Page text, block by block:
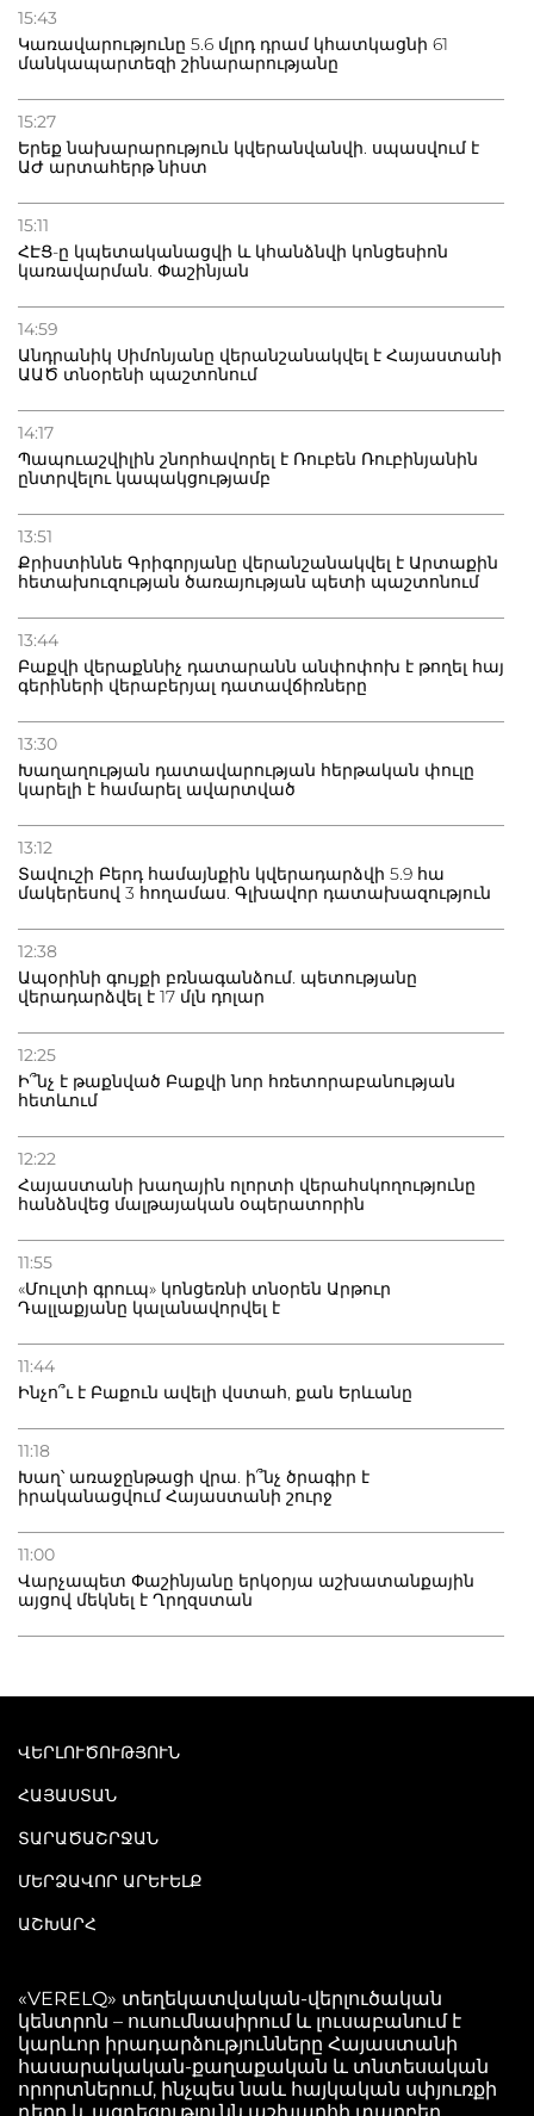
15:43
Կառավարությունը 5.6 մլրդ դրամ կհատկացնի 61
մանկապարտեզի շինարարությանը
15:27
Երեք նախարարություն կվերանվանվի. սպասվում է
ԱԺ արտահերթ նիստ
15:11
ՀԷՑ-ը կպետականացվի և կհանձնվի կոնցեսիոն
կառավարման. Փաշինյան
14:59
Անդրանիկ Սիմոնյանը վերանշանակվել է Հայաստանի
ԱԱԾ տնօրենի պաշտոնում
14:17
Պապուաշվիլին շնորհավորել է Ռուբեն Ռուբինյանին
ընտրվելու կապակցությամբ
13:51
Քրիստիննե Գրիգորյանը վերանշանակվել է Արտաքին
հետախուզության ծառայության պետի պաշտոնում
13:44
Բաքվի վերաքննիչ դատարանն անփոփոխ է թողել հայ
գերիների վերաբերյալ դատավճիռները
13:30
Խաղաղության դատավարության հերթական փուլը
կարելի է համարել ավարտված
13:12
Տավուշի Բերդ համայնքին կվերադարձվի 5.9 հա
մակերեսով 3 հողամաս. Գլխավոր դատախազություն
12:38
Ապօրինի գույքի բռնագանձում. պետությանը
վերադարձվել է 17 մլն դոլար
12:25
Ի՞նչ է թաքնված Բաքվի նոր հռետորաբանության
հետևում
12:22
Հայաստանի խաղային ոլորտի վերահսկողությունը
հանձնվեց մալթայական օպերատորին
11:55
«Մուլտի գրուպ» կոնցեռնի տնօրեն Արթուր
Դալլաքյանը կալանավորվել է
11:44
Ինչո՞ւ է Բաքուն ավելի վստահ, քան Երևանը
11:18
Խաղ՝ առաջընթացի վրա. ի՞նչ ծրագիր է
իրականացվում Հայաստանի շուրջ
11:00
Վարչապետ Փաշինյանը երկօրյա աշխատանքային
այցով մեկնել է Ղրղզստան
Բաքվի բանտից գեներալ Մանուկյանը դիմել է
Փաշինյանին
ՎԵՐԼՈՒԾՈՒԹՅՈՒՆ
ՀԱՅԱՍՏԱՆ
ՏԱՐԱԾԱՇՐՋԱՆ
ՄԵՐՁԱՎՈՐ ԱՐԵՒԵԼՔ
ԱՇԽԱՐՀ
«VERELQ» տեղեկատվական-վերլուծական
կենտրոն – ուսումնասիրում և լուսաբանում է
կարևոր իրադարձությունները Հայաստանի
հասարակական-քաղաքական և տնտեսական
որորտներում, ինչպես նաև հայկական սփյուռքի